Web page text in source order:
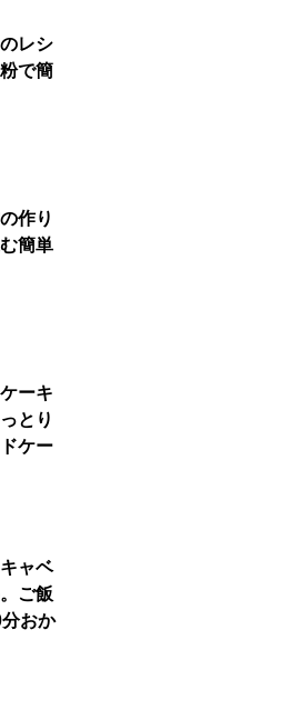
レシ
で簡
作り
簡単
ーキ
とり
ケー
ャベ
ご飯
おか